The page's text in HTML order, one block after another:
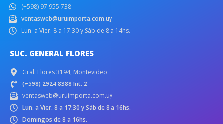
(+598) 97 955 738
ventasweb@uruimporta.com.uy
Lun. a Vier. 8 a 17:30 y Sáb de 8 a 14hs.
SUC. GENERAL FLORES
Gral. Flores 3194, Montevideo
(+598) 2924 8388 Int. 2
ventasweb@uruimporta.com.uy
Lun. a Vier. 8 a 17:30 y Sáb de 8 a 16hs.
Domingos de 8 a 16hs.